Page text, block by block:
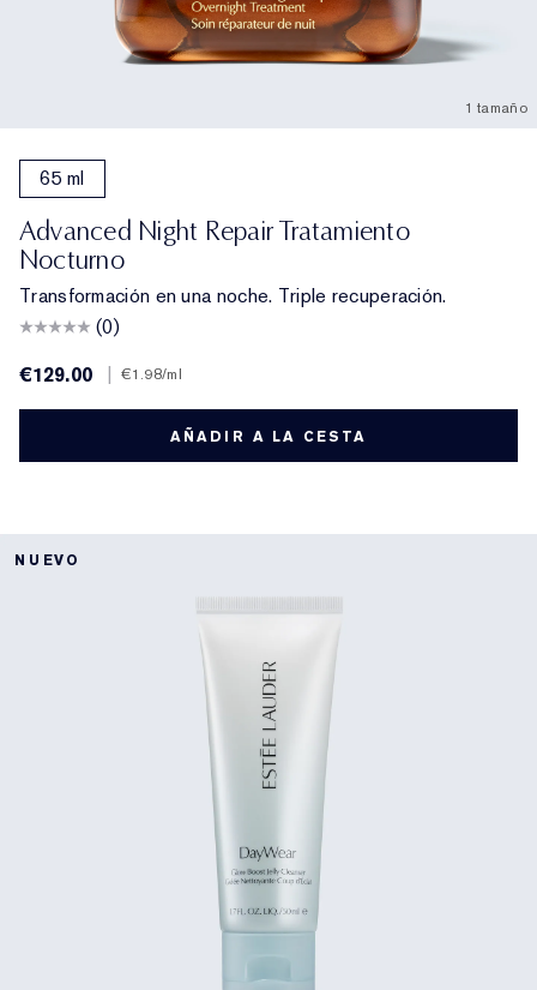
1 tamaño
65 ml
Advanced Night Repair Tratamiento
Nocturno
Transformación en una noche. Triple recuperación.
(0)
€129.00
€1.98/ml
AÑADIR A LA CESTA
NUEVO